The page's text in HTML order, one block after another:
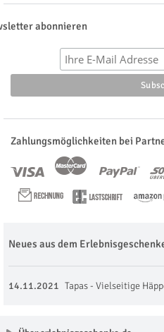
abonnieren
Zahlungsmöglichkeiten bei
Neues aus dem
14.11.2021 Tapas - Vielseitige